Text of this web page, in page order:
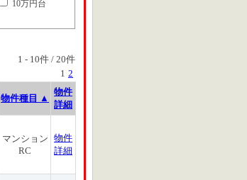
10万円台
1 - 10件 / 20件
1 2
物件種目 ▲
物件
詳細
マンション
RC
物件
詳細